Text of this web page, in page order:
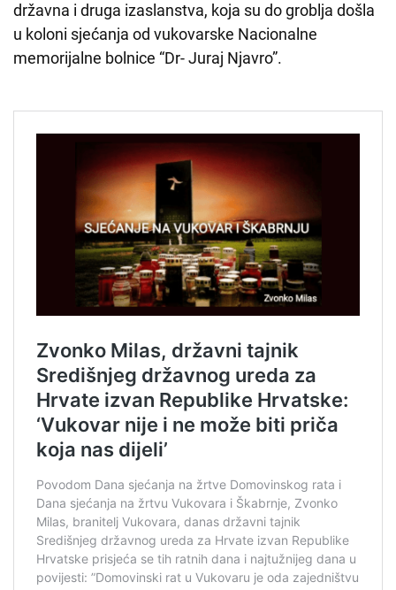
državna i druga izaslanstva, koja su do groblja došla
u koloni sjećanja od vukovarske Nacionalne
memorijalne bolnice “Dr- Juraj Njavro”.